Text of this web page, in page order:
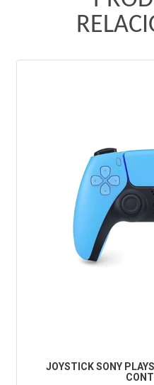
JOYSTICK SONY